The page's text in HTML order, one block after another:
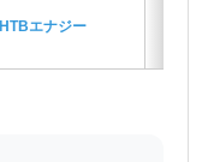
HTBエナジー